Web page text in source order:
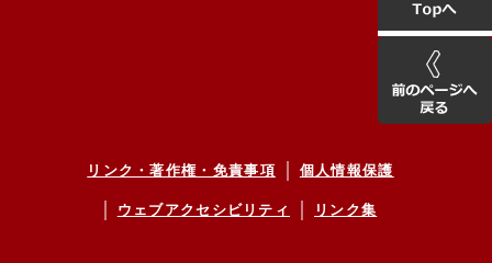
リンク・著作権・免責事項 個人情報保護
ウェブアクセシビリティ リンク集